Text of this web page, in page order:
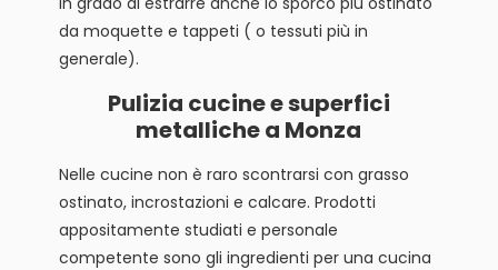
da moquette e tappeti ( o tessuti più in
generale).
Pulizia cucine e superfici
metalliche a Monza
Nelle cucine non è raro scontrarsi con grasso
ostinato, incrostazioni e calcare. Prodotti
appositamente studiati e personale
competente sono gli ingredienti per una cucina